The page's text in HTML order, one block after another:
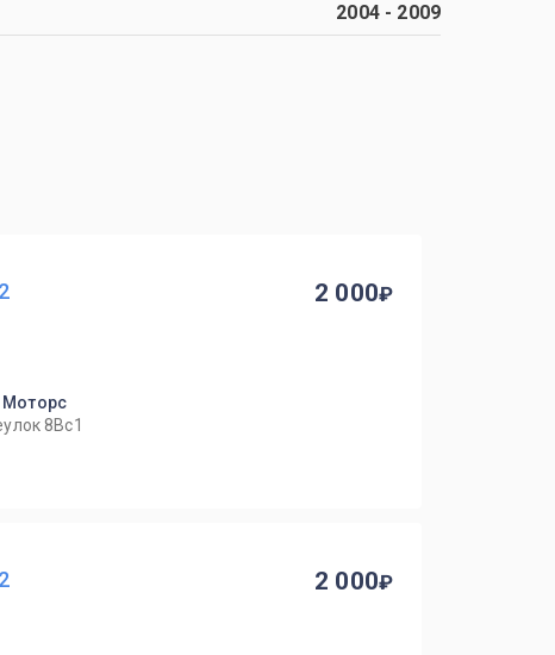
2004- 2009
8Вс1
2 000
2 000